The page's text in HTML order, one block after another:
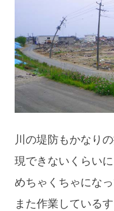
川の堤防もかなり
現できないくらいに
めちゃくちゃになっ
また作業している